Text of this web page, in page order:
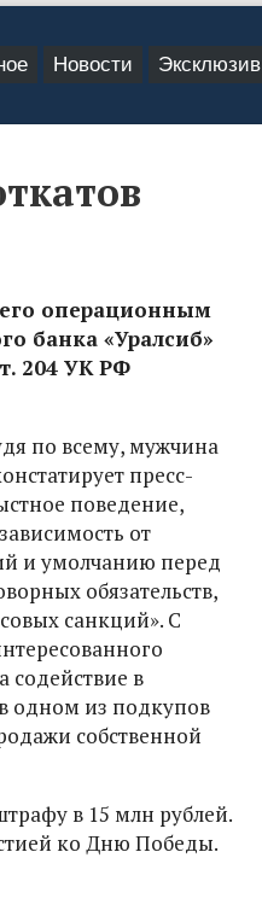
Новости Эксклюзив
операционным
банка «Уралсиб»
204 УК РФ
по всему, мужчина
пресс-
поведение,
от
и умолчанию перед
обязательств,
санкций». С
содействие в
одном из подкупов
собственной
в 15 млн рублей.
ко Дню Победы.